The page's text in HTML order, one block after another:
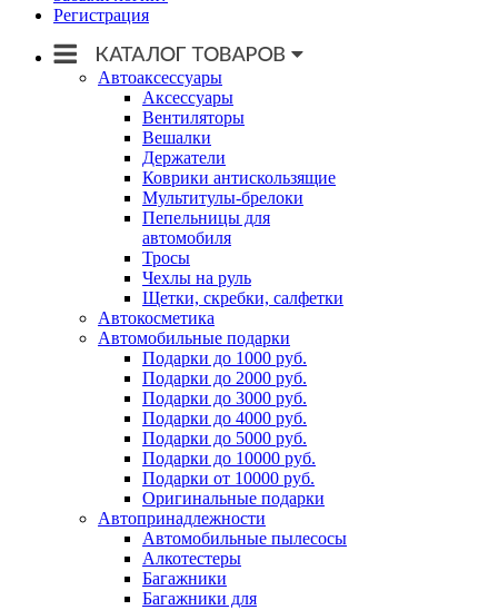
Регистрация
Автоаксессуары
Аксессуары
Вентиляторы
Вешалки
Держатели
Коврики антискользящие
Мультитулы-брелоки
Пепельницы для
автомобиля
Тросы
Чехлы на руль
Щетки, скребки, салфетки
Автокосметика
Автомобильные подарки
Подарки до 1000 руб.
Подарки до 2000 руб.
Подарки до 3000 руб.
Подарки до 4000 руб.
Подарки до 5000 руб.
Подарки до 10000 руб.
Подарки от 10000 руб.
Оригинальные подарки
Автопринадлежности
Автомобильные пылесосы
Алкотестеры
Багажники
Багажники для